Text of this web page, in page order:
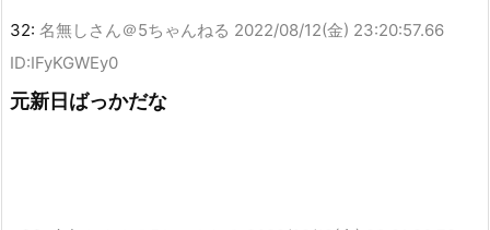
32: 名無しさん＠5ちゃんねる 2022/08/12(金) 23:20:57.66
ID:IFyKGWEy0
元新日ばっかだな